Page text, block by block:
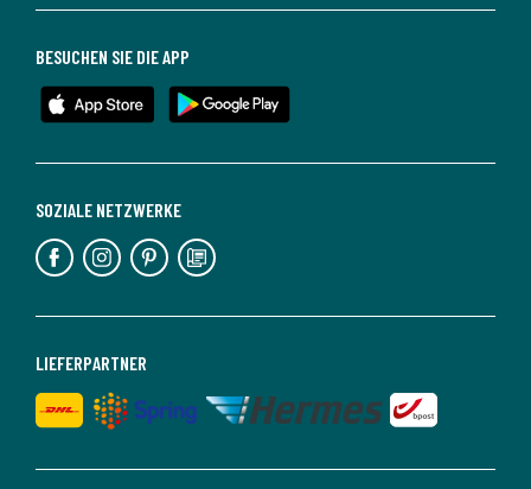
LIEFERPARTNER
SOZIALE NETZWERKE
BESUCHEN SIE DIE APP